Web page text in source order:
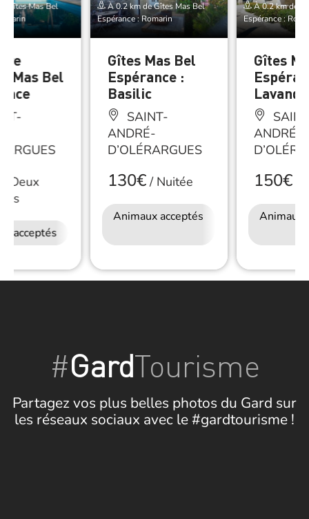
Gîtes Mas Bel
Mas Bel
Deux
acceptés
À 0.2 km de Gîtes Mas Bel
Espérance : Romarin
Gîtes Mas Bel
Espérance :
Basilic
SAINT-
ANDRÉ-
D’OLÉRARGUES
130€/Nuitée
Animaux acceptés
Accès Internet
À 0.2 km de
Espérance :
Gîtes
ANDRÉ-
150€/
Animaux
#GardTourisme
Partagez vos plus belles photos du Gard sur
les réseaux sociaux avec le #gardtourisme !